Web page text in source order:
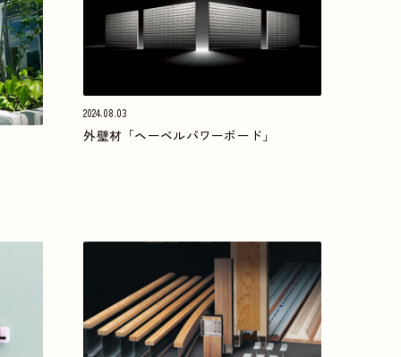
2024.08.03
外壁材「ヘーベルパワーボード」